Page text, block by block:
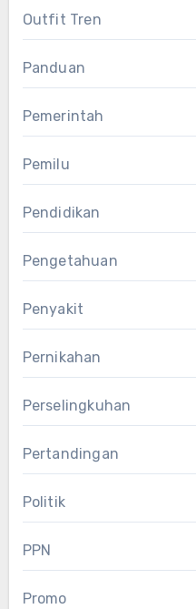
Outfit Tren
Panduan
Pemerintah
Pemilu
Pendidikan
Pengetahuan
Penyakit
Pernikahan
Perselingkuhan
Pertandingan
Politik
PPN
Promo